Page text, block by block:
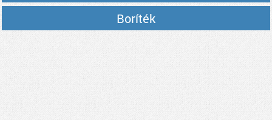
Boríték